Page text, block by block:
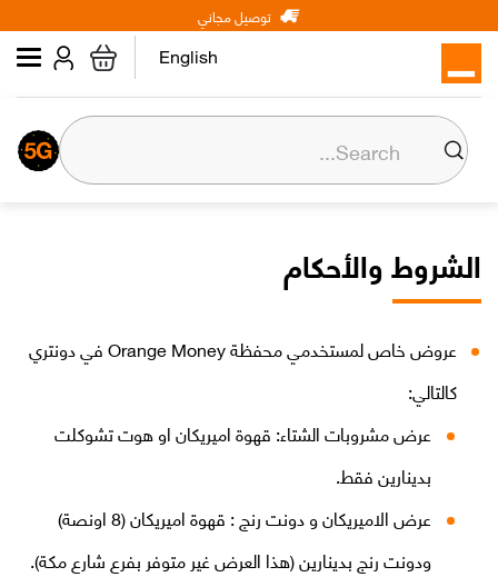
to
main
content
توصيل مجاني
English
Main
navigation
شخصيالأعمالعن أورنج
الرئيسية
إنترنت
خطوط الخلوي
الأجهزة والاكسسوارات
Max it
Orange Money
المساعدة
الشروط والأحكام
عروض خاص لمستخدمي محفظة Orange Money في دونتري
كالتالي:
عرض مشروبات الشتاء: قهوة اميريكان او هوت تشوكلت
بدينارين فقط.
عرض الاميريكان و دونت رنج : قهوة اميريكان (8 اونصة)
ودونت رنج بدينارين (هذا العرض غير متوفر بفرع شارع مكة).